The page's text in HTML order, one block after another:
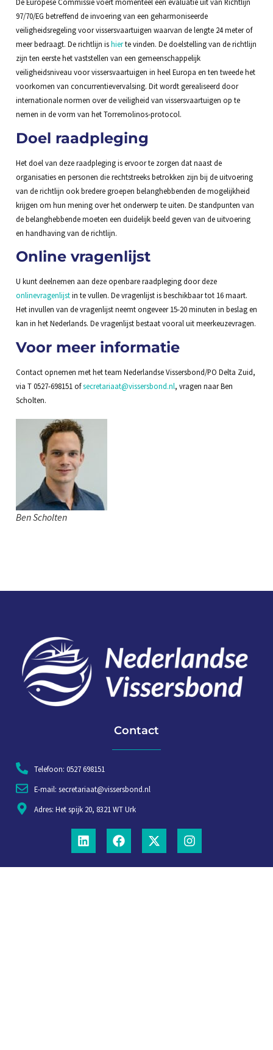
De Europese Commissie voert momenteel een evaluatie uit van Richtlijn
97/70/EG betreffend de invoering van een geharmoniseerde
veiligheidsregeling voor vissersvaartuigen waarvan de lengte 24 meter of
meer bedraagt. De richtlijn ishierte vinden. De doelstelling van de richtlijn
zijn ten eerste het vaststellen van een gemeenschappelijk
veiligheidsniveau voor vissersvaartuigen in heel Europa en ten tweede het
voorkomen van concurrentievervalsing. Dit wordt gerealiseerd door
internationale normen over de veiligheid van vissersvaartuigen op te
nemen in de vorm van het Torremolinos-protocol.
Doel raadpleging
Het doel van deze raadpleging is ervoor te zorgen dat naast de
organisaties en personen die rechtstreeks betrokken zijn bij de uitvoering
van de richtlijn ook bredere groepen belanghebbenden de mogelijkheid
krijgen om hun mening over het onderwerp te uiten. De standpunten van
de belanghebbende moeten een duidelijk beeld geven van de uitvoering
en handhaving van de richtlijn.
Online vragenlijst
U kunt deelnemen aan deze openbare raadpleging door deze
onlinevragenlijstin te vullen. De vragenlijst is beschikbaar tot 16 maart.
Het invullen van de vragenlijst neemt ongeveer 15-20 minuten in beslag en
kan in het Nederlands. De vragenlijst bestaat vooral uit meerkeuzevragen.
Voor meer informatie
Contact opnemen met het team Nederlandse Vissersbond/PO Delta Zuid,
via T 0527-698151 ofsecretariaat@vissersbond.nl, vragen naar Ben
Scholten.
Ben Scholten
Contact
Telefoon: 0527 698151
E-mail: secretariaat@vissersbond.nl
Adres: Het spijk 20, 8321 WT Urk